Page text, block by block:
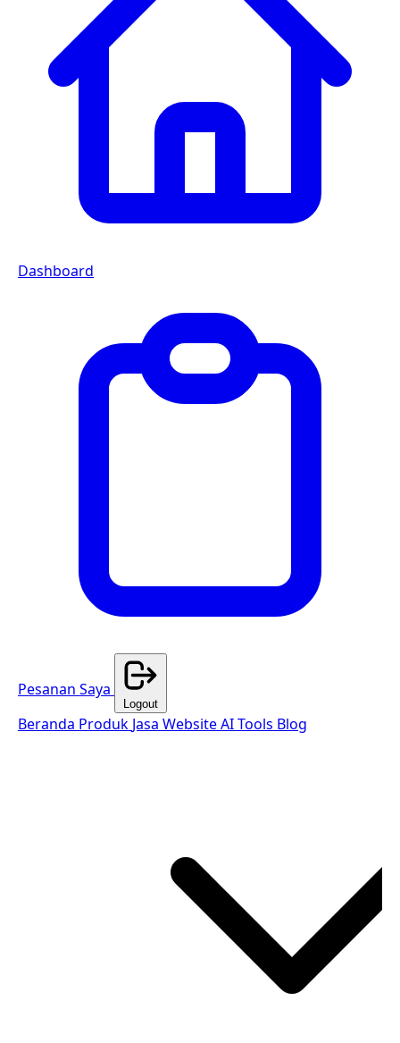
Dashboard
Pesanan Saya
Logout
Beranda Produk Jasa WebsiteAI Tools Blog